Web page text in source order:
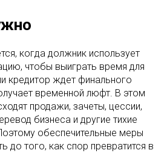
когда должник использует
чтобы выиграть время для
кредитор ждет финального
временной люфт. В этом
продажи, зачеты, цессии,
бизнеса и другие тихие
обеспечительные меры
до того, как спор превратится в